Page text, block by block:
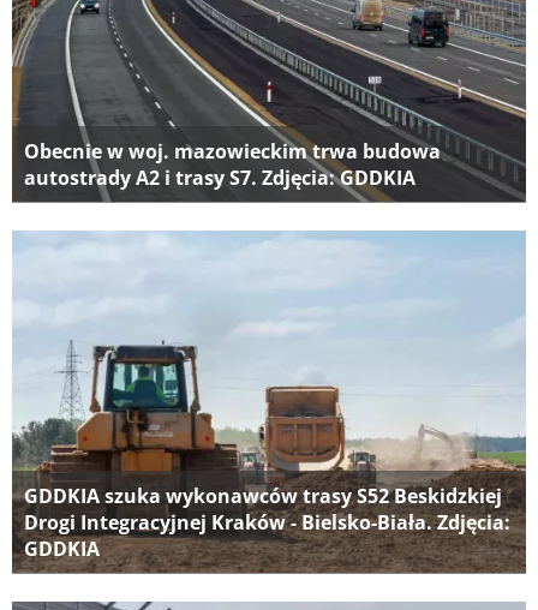
Obecnie w woj. mazowieckim trwa budowa
autostrady A2 i trasy S7. Zdjęcia: GDDKIA
GDDKIA szuka wykonawców trasy S52 Beskidzkiej
Drogi Integracyjnej Kraków - Bielsko-Biała. Zdjęcia:
GDDKIA